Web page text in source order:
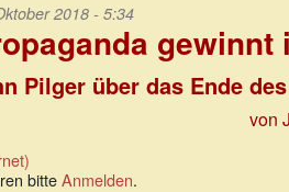
2018 - 5:34
Pilger über das Ende
von
bitteAnmelden.